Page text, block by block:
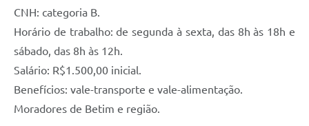
CNH: categoria B.
Horário de trabalho: de segunda à sexta, das 8h às 18h e
sábado, das 8h às 12h.
Salário: R$1.500,00 inicial.
Benefícios: vale-transporte e vale-alimentação.
Moradores de Betim e região.